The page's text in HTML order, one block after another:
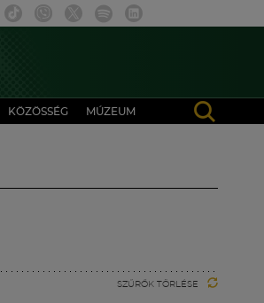
KÖZÖSSÉG MÚZEUM
SZŰRŐK TÖRLÉSE